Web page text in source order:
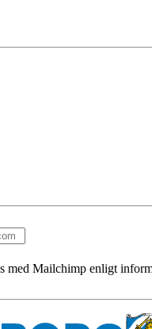
med Mailchimp enligt